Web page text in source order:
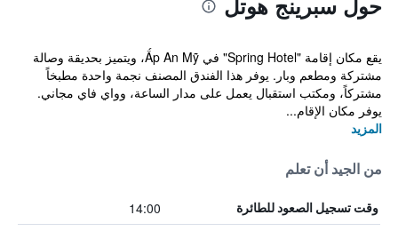
يقع مكان إقامة "Spring Hotel" في Ấp An Mỹ، ويتميز بحديقة وصالة
مشتركة ومطعم وبار. يوفر هذا الفندق المصنف نجمة واحدة مطبخاً
مشتركاً، ومكتب استقبال يعمل على مدار الساعة، وواي فاي مجاني.
يوفر مكان الإقام...
المزيد
من الجيد أن تعلم
وقت تسجيل الصعود للطائرة 14:00